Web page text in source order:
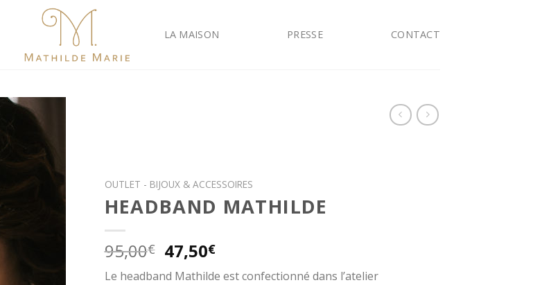
LA MAISON PRESSE CONTACT
OUTLET - BIJOUX & ACCESSOIRES
HEADBAND MATHILDE
95,00€ 47,50€
Le headband Mathilde est confectionné dans l’atelier